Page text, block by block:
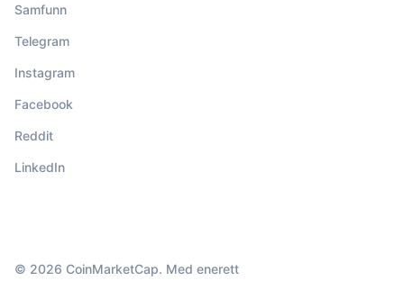
Samfunn
Telegram
Instagram
Facebook
Reddit
LinkedIn
© 2026 CoinMarketCap. Med enerett